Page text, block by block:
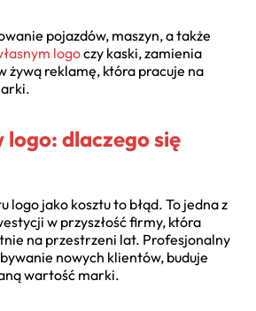
pojazdów, maszyn, a także
logoczy kaski, zamienia
żywą reklamę, która pracuje na
dlaczego się
logo jako kosztu to błąd. To jedna z
w przyszłość firmy, która
na przestrzeni lat. Profesjonalny
nowych klientów, buduje
wartość marki.